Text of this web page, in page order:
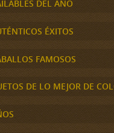
DEL AÑO
ÉXITOS
FAMOSOS
DE LO MEJOR DE